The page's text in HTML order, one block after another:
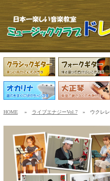
HOME» ライブエナジーVol.7» ウクレレ